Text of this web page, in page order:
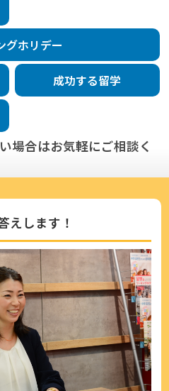
グホリデー
成功する留学
場合はお気軽にご相談く
えします！